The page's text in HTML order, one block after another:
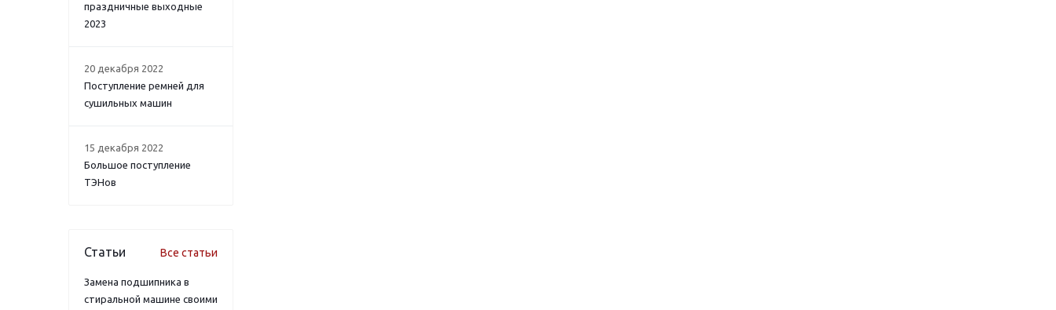
праздничные выходные
2023
20 декабря 2022
Поступление ремней для
сушильных машин
15 декабря 2022
Большое поступление
ТЭНов
Статьи Все статьи
Замена подшипника в
стиральной машине своими